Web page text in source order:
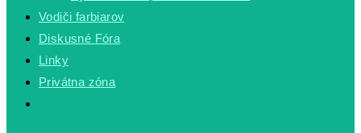
Vodiči farbiarov
Diskusné Fóra
Linky
Privátna zóna